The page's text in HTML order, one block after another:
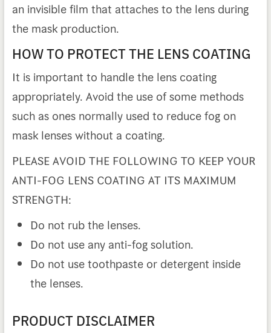
an invisible film that attaches to the lens during
the mask production.
HOW TO PROTECT THE LENS COATING
It is important to handle the lens coating
appropriately. Avoid the use of some methods
such as ones normally used to reduce fog on
mask lenses without a coating.
PLEASE AVOID THE FOLLOWING TO KEEP YOUR
ANTI-FOG LENS COATING AT ITS MAXIMUM
STRENGTH:
Do not rub the lenses.
Do not use any anti-fog solution.
Do not use toothpaste or detergent inside
the lenses.
PRODUCT DISCLAIMER